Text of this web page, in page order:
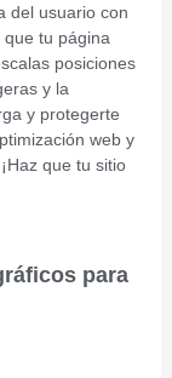
del usuario con
tu página
posiciones
y la
y protegerte
web y
que tu sitio
para